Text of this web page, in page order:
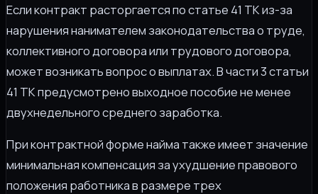
Если контракт расторгается по статье 41 ТК из-за
нарушения нанимателем законодательства о труде,
коллективного договора или трудового договора,
может возникать вопрос о выплатах. В части 3 статьи
41 ТК предусмотрено выходное пособие не менее
двухнедельного среднего заработка.
При контрактной форме найма также имеет значение
минимальная компенсация за ухудшение правового
положения работника в размере трех